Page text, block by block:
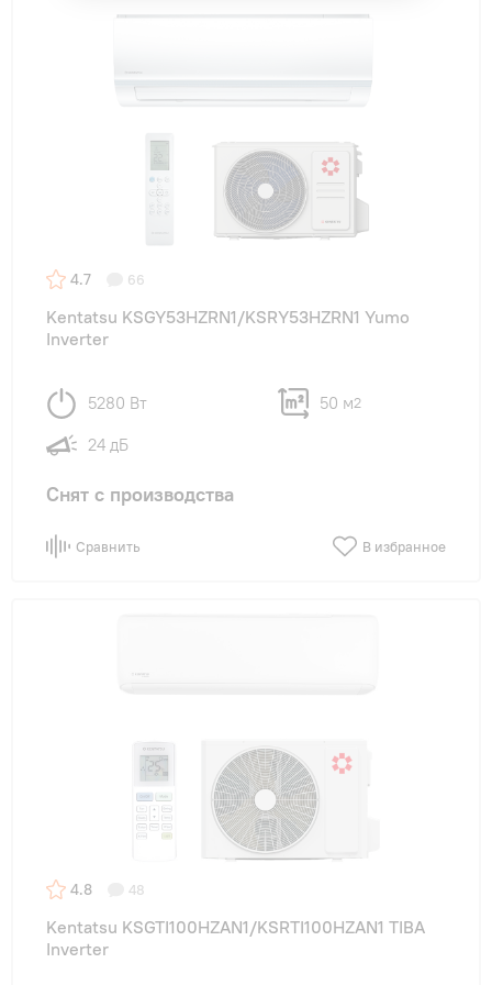
4.7 66
Kentatsu KSGY53HZRN1/KSRY53HZRN1 Yumo
Inverter
5280 Вт 50 м2
24 дБ
Снят с производства
Сравнить В избранное
4.8 48
Kentatsu KSGTI100HZAN1/KSRTI100HZAN1 TIBA
Inverter